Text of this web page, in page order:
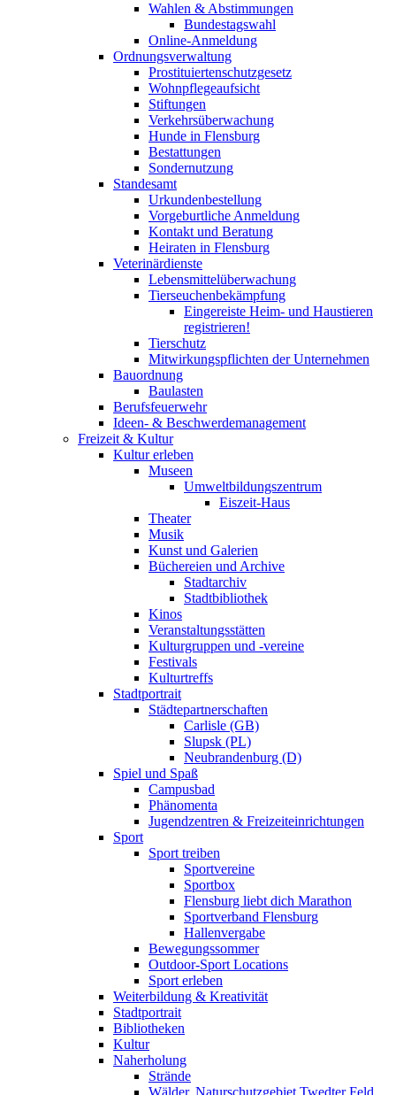
Wahlen & Abstimmungen
Bundestagswahl
Online-Anmeldung
Ordnungsverwaltung
Prostituiertenschutzgesetz
Wohnpflegeaufsicht
Stiftungen
Verkehrsüberwachung
Hunde in Flensburg
Bestattungen
Sondernutzung
Standesamt
Urkundenbestellung
Vorgeburtliche Anmeldung
Kontakt und Beratung
Heiraten in Flensburg
Veterinärdienste
Lebensmittelüberwachung
Tierseuchenbekämpfung
Eingereiste Heim- und Haustieren
registrieren!
Tierschutz
Mitwirkungspflichten der Unternehmen
Bauordnung
Baulasten
Berufsfeuerwehr
Ideen- & Beschwerdemanagement
Freizeit & Kultur
Kultur erleben
Museen
Umweltbildungszentrum
Eiszeit-Haus
Theater
Musik
Kunst und Galerien
Büchereien und Archive
Stadtarchiv
Stadtbibliothek
Kinos
Veranstaltungsstätten
Kulturgruppen und -vereine
Festivals
Kulturtreffs
Stadtportrait
Städtepartnerschaften
Carlisle (GB)
Slupsk (PL)
Neubrandenburg (D)
Spiel und Spaß
Campusbad
Phänomenta
Jugendzentren & Freizeiteinrichtungen
Sport
Sport treiben
Sportvereine
Sportbox
Flensburg liebt dich Marathon
Sportverband Flensburg
Hallenvergabe
Bewegungssommer
Outdoor-Sport Locations
Sport erleben
Weiterbildung & Kreativität
Stadtportrait
Bibliotheken
Kultur
Naherholung
Strände
Wälder, Naturschutzgebiet Twedter Feld,